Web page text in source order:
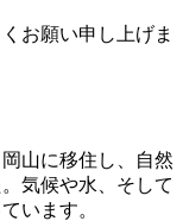
お願い申し上げま
山に移住し、自然
気候や水、そして
います。